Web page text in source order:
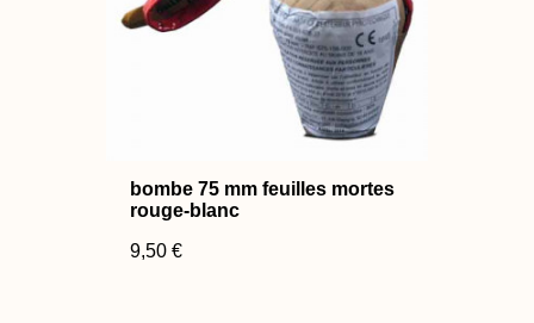
bombe 75 mm feuilles mortes
rouge-blanc
9,50 €